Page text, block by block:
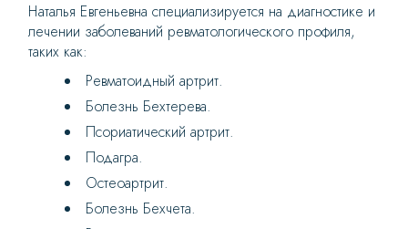
Наталья Евгеньевна специализируется на диагностике и
лечении заболеваний ревматологического профиля,
таких как:
Ревматоидный артрит.
Болезнь Бехтерева.
Псориатический артрит.
Подагра.
Остеоартрит.
Болезнь Бехчета.